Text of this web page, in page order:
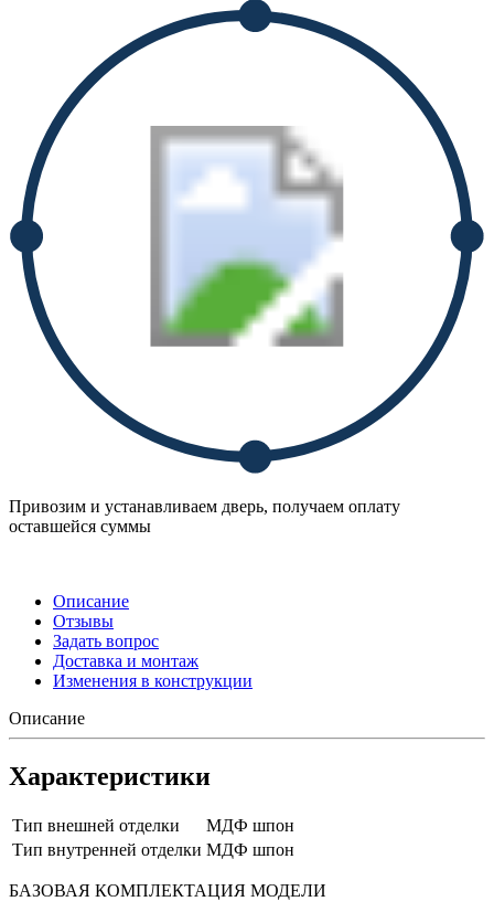
Привозим и устанавливаем дверь, получаем оплату
оставшейся суммы
Описание
Отзывы
Задать вопрос
Доставка и монтаж
Изменения в конструкции
Описание
Характеристики
Тип внешней отделки
МДФ шпон
Тип внутренней отделки МДФ шпон
БАЗОВАЯ КОМПЛЕКТАЦИЯ МОДЕЛИ